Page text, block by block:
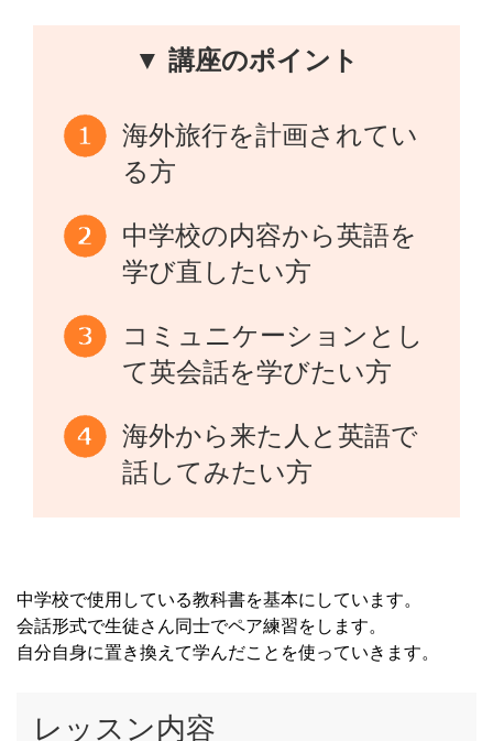
▼ 講座のポイント
海外旅行を計画されてい
る方
中学校の内容から英語を
学び直したい方
コミュニケーションとし
て英会話を学びたい方
海外から来た人と英語で
話してみたい方
中学校で使用している教科書を基本にしています。
会話形式で生徒さん同士でペア練習をします。
自分自身に置き換えて学んだことを使っていきます。
レッスン内容